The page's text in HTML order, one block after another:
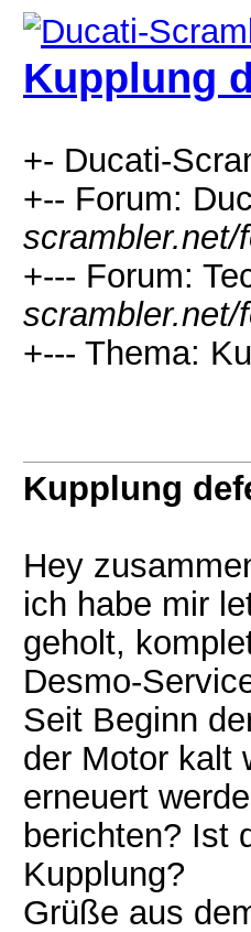
Kupplung
+- Ducati-
+-- Forum:
+--- Forum:
+--- Thema:
Kupplung
Hey
ich habe mir
geholt,
Desmo-
Seit Beginn
der Motor kalt
erneuert
berichten? Ist
Kupplung?
Grüße aus